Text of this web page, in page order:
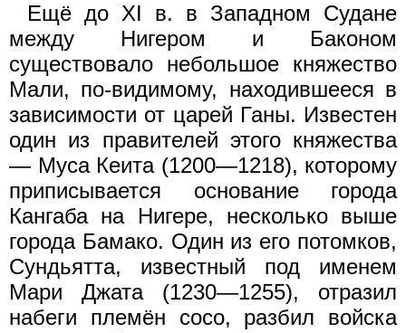
Ещё до XI в. в Западном Судане
между Нигером и Баконом
существовало небольшое княжество
Мали, по-видимому, находившееся в
зависимости от царей Ганы. Известен
один из правителей этого княжества
— Муса Кеита (1200—1218), которому
приписывается основание города
Кангаба на Нигере, несколько выше
города Бамако. Один из его потомков,
Сундьятта, известный под именем
Мари Джата (1230—1255), отразил
набеги племён coco, разбил войска